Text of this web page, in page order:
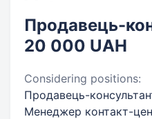
Продавець-
20 000 UAH
Considering positions:
Продавець-
Менеджер контакт-